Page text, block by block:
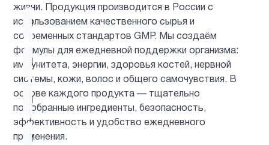
жизни. Продукция производится в России с
использованием качественного сырья и
современных стандартов GMP. Мы создаём
формулы для ежедневной поддержки организма:
иммунитета, энергии, здоровья костей, нервной
системы, кожи, волос и общего самочувствия. В
основе каждого продукта — тщательно
подобранные ингредиенты, безопасность,
эффективность и удобство ежедневного
применения.
Микроэлементы 4
Минералы 4
Мужчинам
Мультивитамины